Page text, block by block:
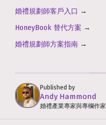
婚禮規劃師客戶入口 →
HoneyBook 替代方案 →
婚禮規劃師方案指南 →
Published by
Andy Hammond
婚禮產業專家與專欄作家